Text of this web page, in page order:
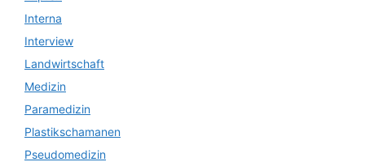
Interna
Interview
Landwirtschaft
Medizin
Paramedizin
Plastikschamanen
Pseudomedizin